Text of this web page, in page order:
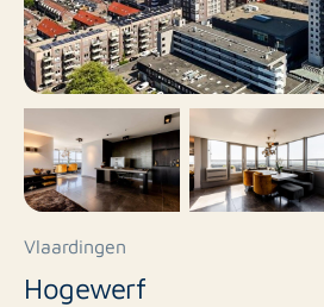
Vlaardingen
Hogewerf